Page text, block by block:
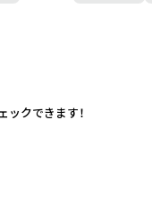
ックできます！